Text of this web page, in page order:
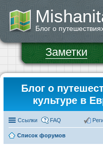
Блог о
Заметки
Блог о
культуре в
Ссылки FAQ
Список форумов